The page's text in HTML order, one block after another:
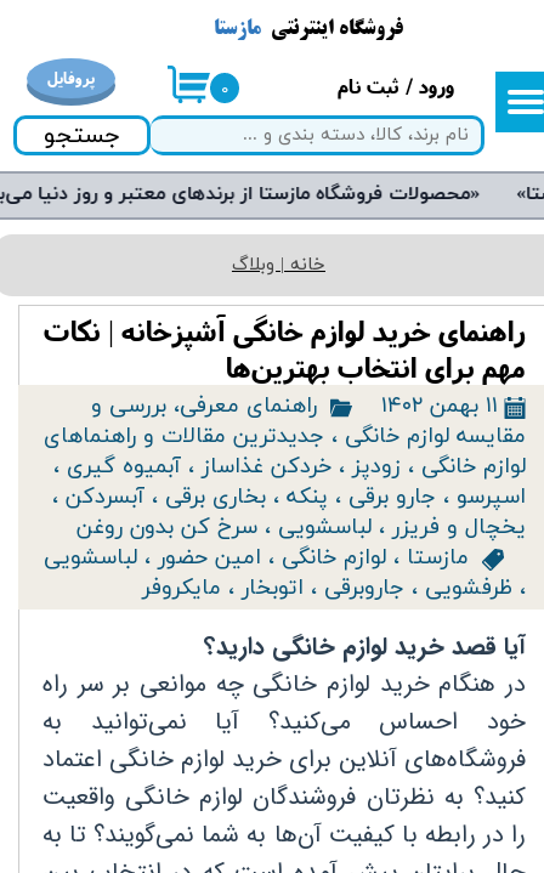
جستجو
۰ ورود / ثبت نام
تغییر گذر واژه
سفارشات
خروج از حساب کاربری
فروشگاه اینترنتی مازستا
پروفایل
خانه | وبلاگ
راهنمای خرید لوازم خانگی آشپزخانه | نکات
مهم برای انتخاب بهترین‌ها
۱۱ بهمن ۱۴۰۲
راهنمای معرفی، بررسی و
مقایسه لوازم خانگی ، جدیدترین مقالات و راهنماهای
لوازم خانگی ، زودپز ، خردکن غذاساز ، آبمیوه گیری ،
اسپرسو ، جارو برقی ، پنکه ، بخاری برقی ، آبسردکن ،
یخچال و فریزر ، لباسشویی ، سرخ کن بدون روغن
مازستا ، لوازم خانگی ، امین حضور ، لباسشویی
، ظرفشویی ، جاروبرقی ، اتوبخار ، مایکروفر
آیا قصد خرید لوازم خانگی دارید؟
در هنگام خرید لوازم خانگی چه موانعی بر سر راه
خود احساس می‌کنید؟ آیا نمی‌توانید به
فروشگاه‌های آنلاین برای خرید لوازم خانگی اعتماد
کنید؟ به نظرتان فروشندگان لوازم خانگی واقعیت
را در رابطه با کیفیت آن‌ها به شما نمی‌گویند؟ تا به